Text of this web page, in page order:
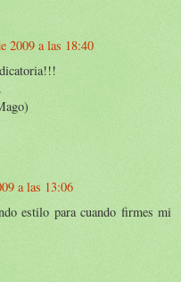
2009 a las 18:40
a las 13:06
estilo para cuando firmes mi